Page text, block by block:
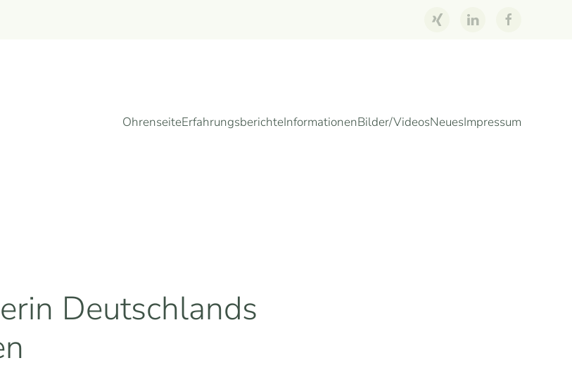
OhrenseiteErfahrungsberichteInformationenBilder/VideosNeuesImpressum
Deutschlands